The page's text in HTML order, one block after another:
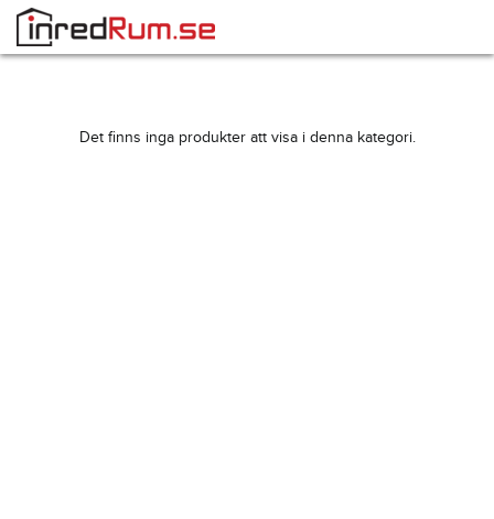
Det finns inga produkter att visa i denna kategori.